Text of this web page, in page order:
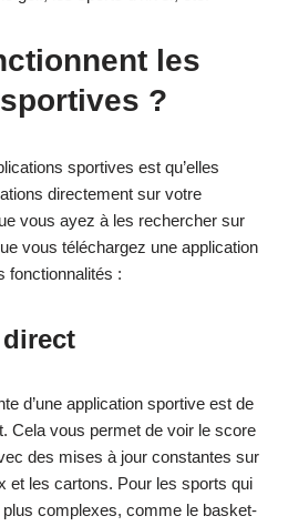
les
?
sportives est qu’elles
directement sur votre
vous ayez à les rechercher sur
vous téléchargez une application
fonctionnalités :
d’une application sportive est de
Cela vous permet de voir le score
des mises à jour constantes sur
et les cartons. Pour les sports qui
complexes, comme le basket-